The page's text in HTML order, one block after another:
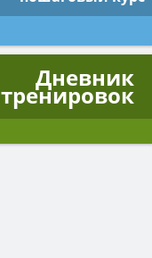
Дневник
тренировок